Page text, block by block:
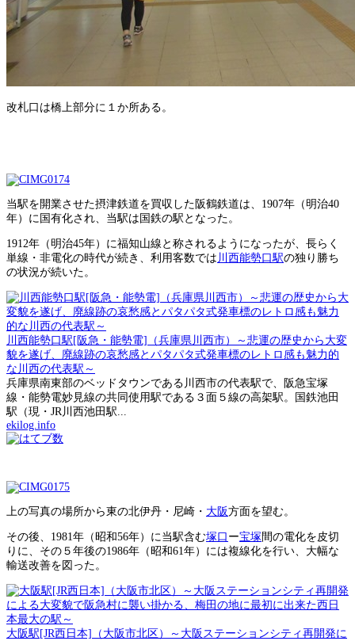
改札口は橋上部分に１か所ある。
当駅を開業させた摂津鉄道を買収した阪鶴鉄道は、1907年（明治40
年）に国有化され、当駅は国鉄の駅となった。
1912年（明治45年）に福知山線と称されるようになったが、長らく
単線・非電化の時代が続き、利用客数では 川西能勢口駅の独り勝ち
の状況が続いた。
川西能勢口駅[阪急・能勢電]（兵庫県川西市）～悲運の歴史から大変
貌を遂げ、廃線跡の哀愁感とパタパタ式発車標のレトロ感も魅力的
な川西の代表駅～
兵庫県南東部のベッドタウンである川西市の代表駅で、阪急宝塚
線・能勢電妙見線の共同使用駅である３面５線の高架駅。国鉄池田
駅（現・JR川西池田駅...
ekilog.info
上の写真の場所から東の北伊丹・尼崎・ 大阪方面を望む。
その後、1981年（昭和56年）に当駅含む塚口 ー宝塚間の電化を皮切
りに、その５年後の1986年（昭和61年）には複線化を行い、大幅な
輸送改善を図った。
大阪駅[JR西日本]（大阪市北区）～大阪ステーションシティ再開発に